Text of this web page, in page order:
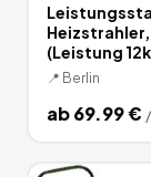
(Leistung
📍 Berlin
ab69.99€ /